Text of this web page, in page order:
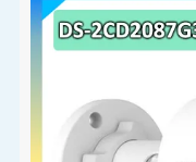
tiện, tích hợp micro kép